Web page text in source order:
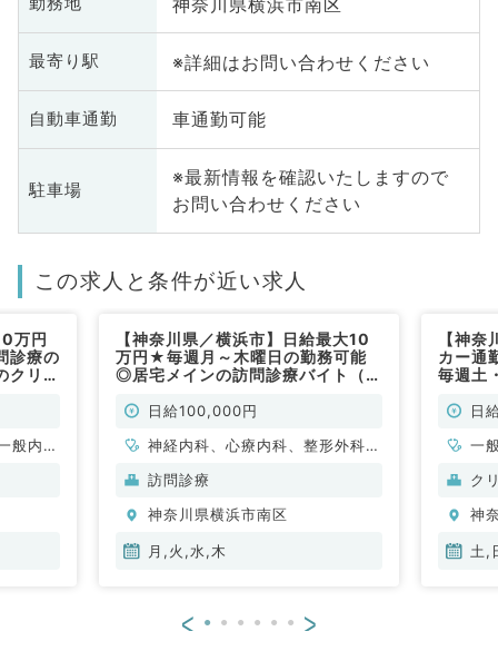
最寄り駅 ※詳細はお問い合わせください
自動車通勤 車通勤可能
駐車場
※最新情報を確認いたしますので
お問い合わせください
この求人と条件が近い求人
万円
診療の
クリニ
般内
【神奈川県／横浜市】日給最大10
万円★毎週月～木曜日の勤務可能
◎居宅メインの訪問診療バイト（内
日給100,000円
神経内科、心療内科、整形外科、
形成外科、美容外科、脳神経外
小児外科、泌尿器科、一般内科、
循環器内科、呼吸器内科、消化器
外科、消化器外科、乳腺外科、膠
訪問診療
神奈川県横浜市南区
月,火,水,木
【神
カー
毎週土
のお
／非常
日
一
ク
神
土,
< >